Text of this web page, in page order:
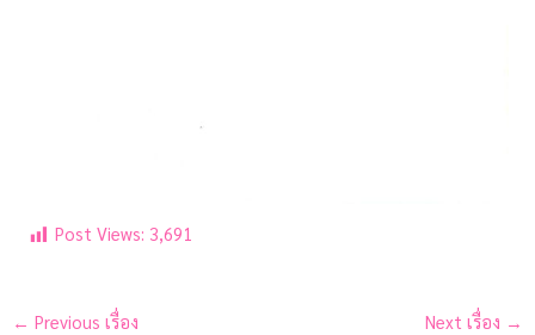
Post Views: 3,691
← Previous เรื่อง Next เรื่อง →